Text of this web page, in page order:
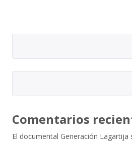
Comentarios
El documental Generación Lagartija